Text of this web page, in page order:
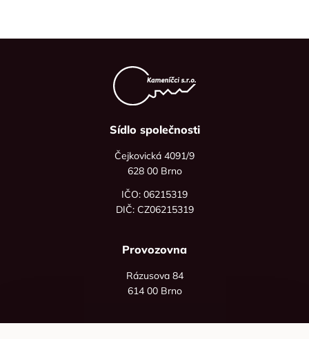
Sídlo společnosti
Čejkovická 4091/9
628 00 Brno
IČO: 06215319
DIČ: CZ06215319
Provozovna
Rázusova 84
614 00 Brno